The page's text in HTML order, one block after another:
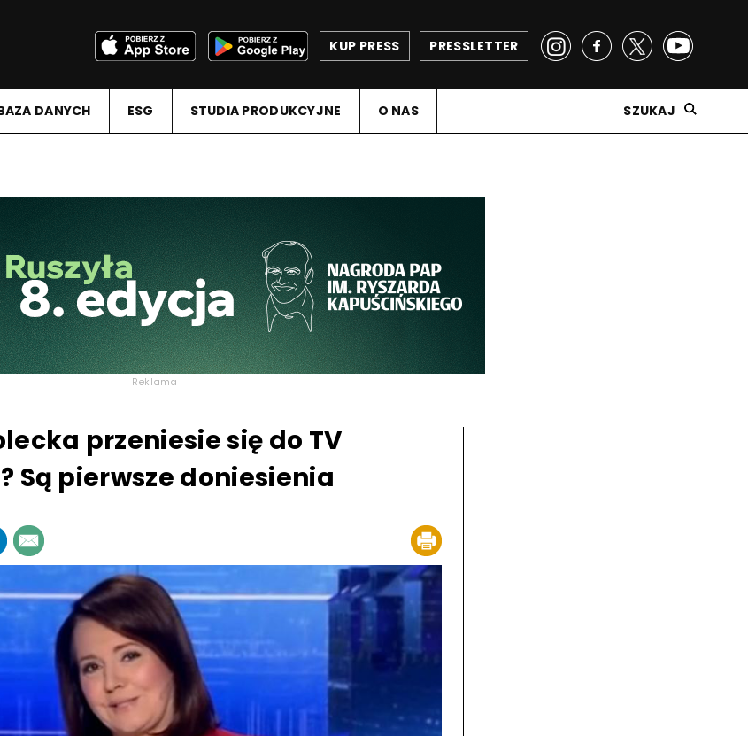
PRESSLETTER
KUP PRESS
DANYCH ESG STUDIA PRODUKCYJNE O NAS SZUKAJ
Reklama
przeniesie się do TV
Są pierwsze doniesienia